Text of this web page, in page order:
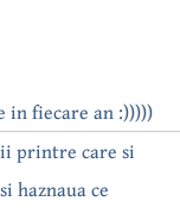
in fiecare an :)))))
printre care si
haznaua ce